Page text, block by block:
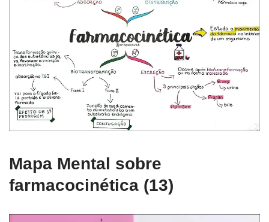
Mapa Mental sobre
farmacocinética (13)